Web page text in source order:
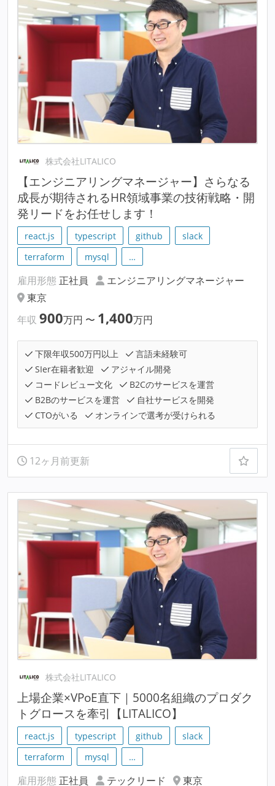
株式会社LITALICO
【エンジニアリングマネージャー】さらなる
成長が期待されるHR領域事業の技術戦略・開
発リードをお任せします！
react.js typescript github
slack
terraform
mysql …
雇用形態 正社員
エンジニアリングマネージャー
東京
年収 900万円 〜 1,400万円
下限年収500万円以上
言語未経験可
SIer在籍者歓迎
アジャイル開発
コードレビュー文化
B2Cのサービスを運営
B2Bのサービスを運営
自社サービスを開発
CTOがいる
オンラインで選考が受けられる
12ヶ月前更新
株式会社LITALICO
上場企業×VPoE直下｜5000名組織のプロダク
トグロースを牽引【LITALICO】
react.js typescript github
slack
terraform
mysql …
雇用形態 正社員 テックリード 東京